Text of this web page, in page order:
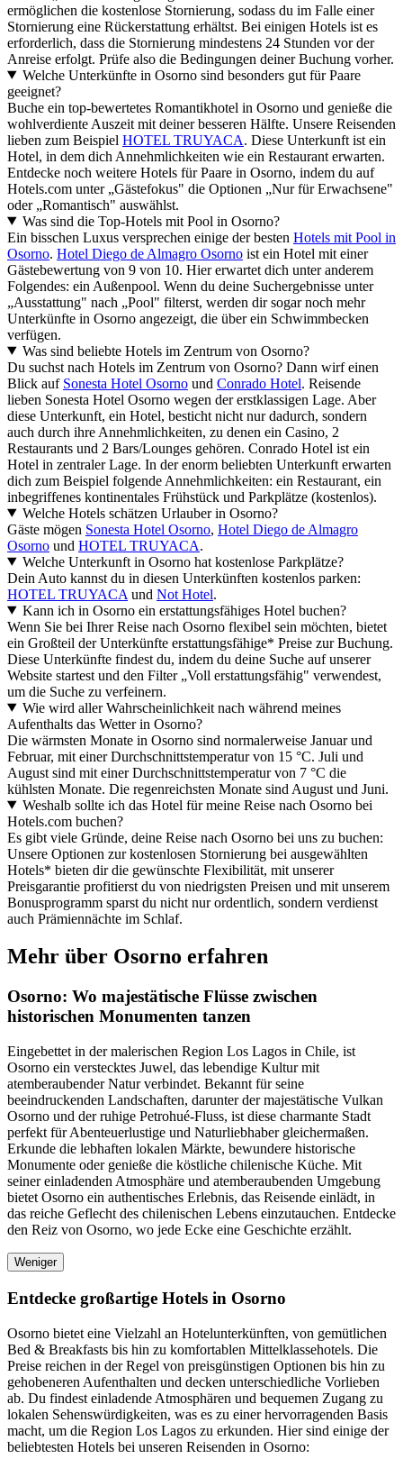
ermöglichen die kostenlose Stornierung, sodass du im Falle einer
Stornierung eine Rückerstattung erhältst. Bei einigen Hotels ist es
erforderlich, dass die Stornierung mindestens 24 Stunden vor der
Anreise erfolgt. Prüfe also die Bedingungen deiner Buchung vorher.
Welche Unterkünfte in Osorno sind besonders gut für Paare
geeignet?
Buche ein top-bewertetes Romantikhotel in Osorno und genieße die
wohlverdiente Auszeit mit deiner besseren Hälfte. Unsere Reisenden
lieben zum Beispiel HOTEL TRUYACA. Diese Unterkunft ist ein
Hotel, in dem dich Annehmlichkeiten wie ein Restaurant erwarten.
Entdecke noch weitere Hotels für Paare in Osorno, indem du auf
Hotels.com unter „Gästefokus" die Optionen „Nur für Erwachsene"
oder „Romantisch" auswählst.
Was sind die Top-Hotels mit Pool in Osorno?
Ein bisschen Luxus versprechen einige der besten Hotels mit Pool in
Osorno. Hotel Diego de Almagro Osorno ist ein Hotel mit einer
Gästebewertung von 9 von 10. Hier erwartet dich unter anderem
Folgendes: ein Außenpool. Wenn du deine Suchergebnisse unter
„Ausstattung" nach „Pool" filterst, werden dir sogar noch mehr
Unterkünfte in Osorno angezeigt, die über ein Schwimmbecken
verfügen.
Was sind beliebte Hotels im Zentrum von Osorno?
Du suchst nach Hotels im Zentrum von Osorno? Dann wirf einen
Blick auf Sonesta Hotel Osorno und Conrado Hotel. Reisende
lieben Sonesta Hotel Osorno wegen der erstklassigen Lage. Aber
diese Unterkunft, ein Hotel, besticht nicht nur dadurch, sondern
auch durch ihre Annehmlichkeiten, zu denen ein Casino, 2
Restaurants und 2 Bars/Lounges gehören. Conrado Hotel ist ein
Hotel in zentraler Lage. In der enorm beliebten Unterkunft erwarten
dich zum Beispiel folgende Annehmlichkeiten: ein Restaurant, ein
inbegriffenes kontinentales Frühstück und Parkplätze (kostenlos).
Welche Hotels schätzen Urlauber in Osorno?
Gäste mögen Sonesta Hotel Osorno, Hotel Diego de Almagro
Osorno und HOTEL TRUYACA.
Welche Unterkunft in Osorno hat kostenlose Parkplätze?
Dein Auto kannst du in diesen Unterkünften kostenlos parken:
HOTEL TRUYACA und Not Hotel.
Kann ich in Osorno ein erstattungsfähiges Hotel buchen?
Wenn Sie bei Ihrer Reise nach Osorno flexibel sein möchten, bietet
ein Großteil der Unterkünfte erstattungsfähige* Preise zur Buchung.
Diese Unterkünfte findest du, indem du deine Suche auf unserer
Website startest und den Filter „Voll erstattungsfähig" verwendest,
um die Suche zu verfeinern.
Wie wird aller Wahrscheinlichkeit nach während meines
Aufenthalts das Wetter in Osorno?
Die wärmsten Monate in Osorno sind normalerweise Januar und
Februar, mit einer Durchschnittstemperatur von 15 °C. Juli und
August sind mit einer Durchschnittstemperatur von 7 °C die
kühlsten Monate. Die regenreichsten Monate sind August und Juni.
Weshalb sollte ich das Hotel für meine Reise nach Osorno bei
Hotels.com buchen?
Es gibt viele Gründe, deine Reise nach Osorno bei uns zu buchen:
Unsere Optionen zur kostenlosen Stornierung bei ausgewählten
Hotels* bieten dir die gewünschte Flexibilität, mit unserer
Preisgarantie profitierst du von niedrigsten Preisen und mit unserem
Bonusprogramm sparst du nicht nur ordentlich, sondern verdienst
auch Prämiennächte im Schlaf.
Mehr über Osorno erfahren
Osorno: Wo majestätische Flüsse zwischen
historischen Monumenten tanzen
Eingebettet in der malerischen Region Los Lagos in Chile, ist
Osorno ein verstecktes Juwel, das lebendige Kultur mit
atemberaubender Natur verbindet. Bekannt für seine
beeindruckenden Landschaften, darunter der majestätische Vulkan
Osorno und der ruhige Petrohué-Fluss, ist diese charmante Stadt
perfekt für Abenteuerlustige und Naturliebhaber gleichermaßen.
Erkunde die lebhaften lokalen Märkte, bewundere historische
Monumente oder genieße die köstliche chilenische Küche. Mit
seiner einladenden Atmosphäre und atemberaubenden Umgebung
bietet Osorno ein authentisches Erlebnis, das Reisende einlädt, in
das reiche Geflecht des chilenischen Lebens einzutauchen. Entdecke
den Reiz von Osorno, wo jede Ecke eine Geschichte erzählt.
Weniger
Entdecke großartige Hotels in Osorno
Osorno bietet eine Vielzahl an Hotelunterkünften, von gemütlichen
Bed & Breakfasts bis hin zu komfortablen Mittelklassehotels. Die
Preise reichen in der Regel von preisgünstigen Optionen bis hin zu
gehobeneren Aufenthalten und decken unterschiedliche Vorlieben
ab. Du findest einladende Atmosphären und bequemen Zugang zu
lokalen Sehenswürdigkeiten, was es zu einer hervorragenden Basis
macht, um die Region Los Lagos zu erkunden. Hier sind einige der
beliebtesten Hotels bei unseren Reisenden in Osorno: